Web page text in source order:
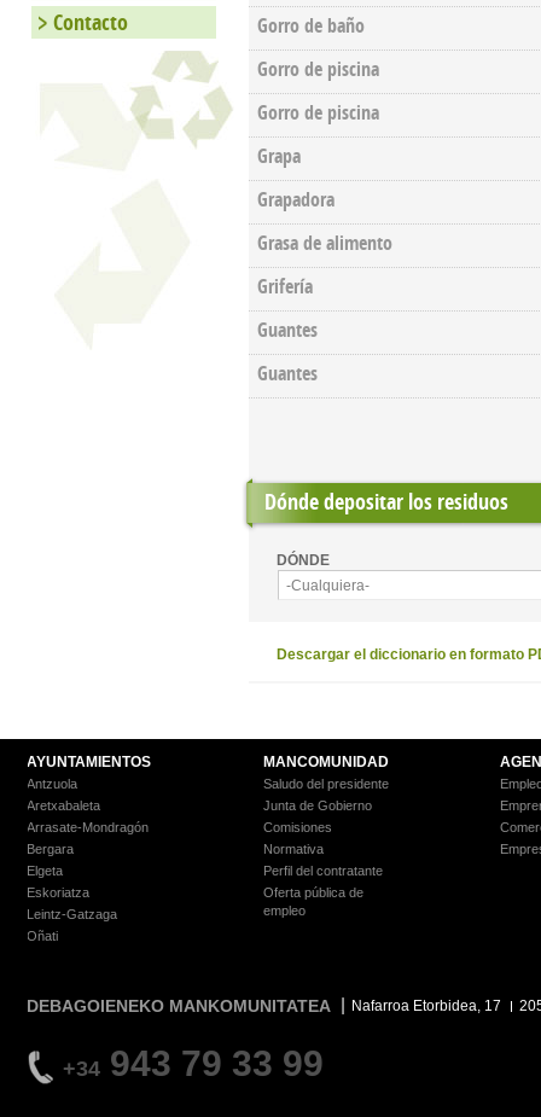
Gorro de baño
Gorro de piscina
Gorro de piscina
Grapa
Grapadora
Grasa de alimento
Grifería
Guantes
Guantes
Dónde depositar los residuos
DÓNDE
-Cualquiera-
Descargar el diccionario en formato
Contacto
AYUNTAMIENTOS
Antzuola
Aretxabaleta
Arrasate-Mondragón
Bergara
Elgeta
Eskoriatza
Leintz-Gatzaga
Oñati
MANCOMUNIDAD
Saludo del presidente
Junta de Gobierno
Comisiones
Normativa
Perfil del contratante
Oferta pública de
empleo
DEBAGOIENEKO MANKOMUNITATEA Nafarroa Etorbidea, 17
+34 943 79 33 99